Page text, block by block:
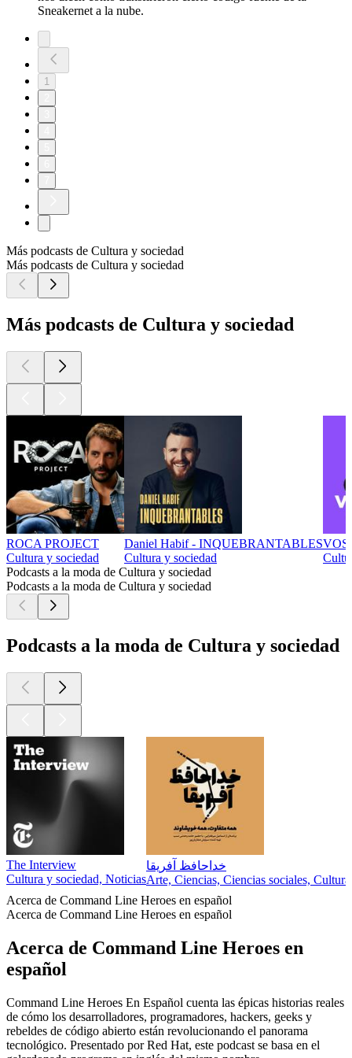
Sneakernet a la nube.
1
Más podcasts de Cultura y sociedad
Más podcasts de Cultura y sociedad
Más podcasts de Cultura y sociedad
ROCA PROJECT
Cultura y sociedad
Daniel Habif - INQUEBRANTABLES
Cultura y sociedad
VOS
Podcasts a la moda de Cultura y sociedad
Podcasts a la moda de Cultura y sociedad
Podcasts a la moda de Cultura y sociedad
The Interview
Cultura y sociedad, Noticias
خداحافظ آفریقا
Arte, Ciencias, Ciencias sociales,
Acerca de Command Line Heroes en español
Acerca de Command Line Heroes en español
Acerca de Command Line Heroes en
español
Command Line Heroes En Español cuenta las épicas historias reales
de cómo los desarrolladores, programadores, hackers, geeks y
rebeldes de código abierto están revolucionando el panorama
tecnológico. Presentado por Red Hat, este podcast se basa en el